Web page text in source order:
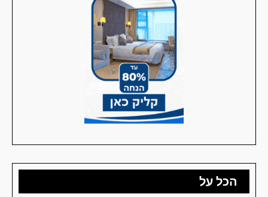
הכל על